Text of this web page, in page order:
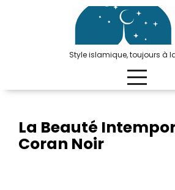
Style islamique, toujours à
La Beauté
Coran Noir